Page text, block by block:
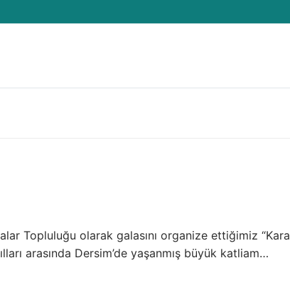
Topluluğu olarak galasını organize ettiğimiz “Kara
arasında Dersim’de yaşanmış büyük katliam…